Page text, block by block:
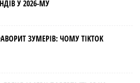
У 2026-МУ
ЗУМЕРІВ: ЧОМУ TIKTOK